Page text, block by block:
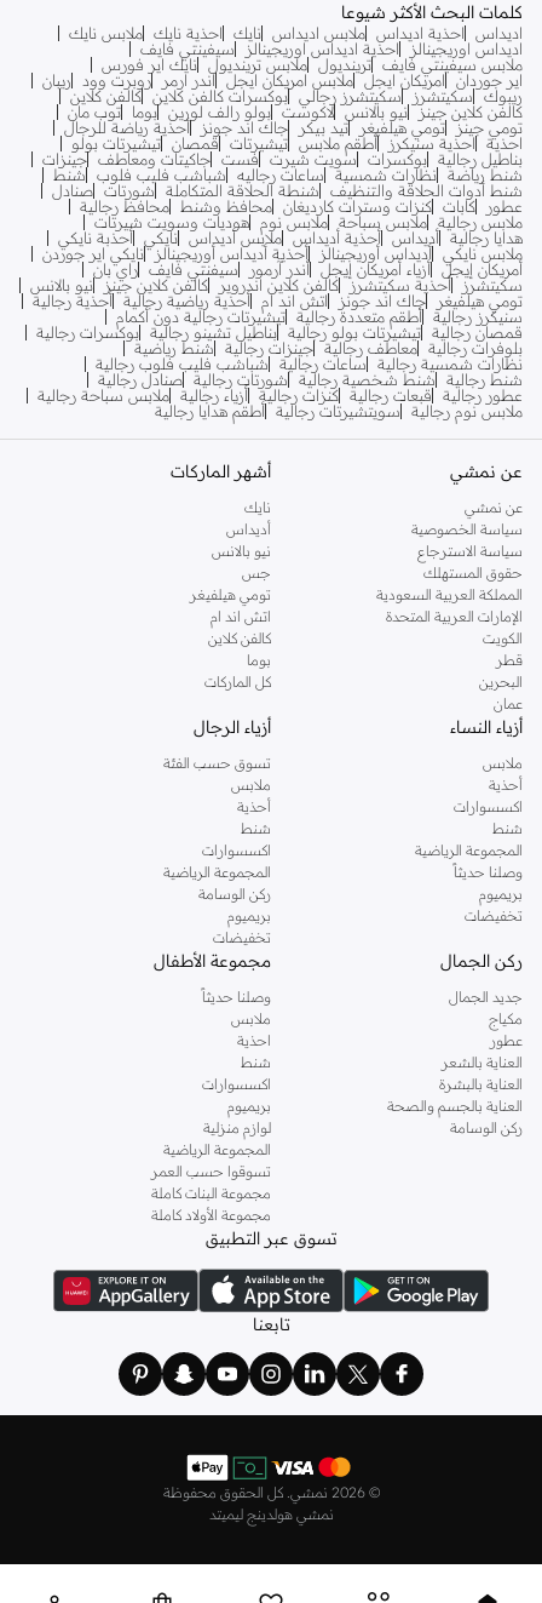
كلمات البحث الأكثر شيوعا
اديداس احذية اديداس ملابس اديداس نايك احذية نايك ملابس نايك
اديداس اوريجينالز
احذية اديداس اوريجينالز
سيفينتي فايف
ملابس سيفينتي فايف ترينديول ملابس ترينديول نايك اير فورس
اير جوردان
امريكان ايجل ملابس امريكان ايجل اندر ارمر روبرت وود
ريبان
ريبوك
سكيتشرز سكيتشرز رجالي بوكسرات كالفن كلاين كالفن كلاين
كالفن كلاين جينز نيو بالانس لاكوست بولو رالف لورين بوما
توب مان
تومي جينز تومي هيلفيغر تيد بيكر جاك اند جونز
أحذية رياضة للرجال
احذية
احذية سنيكرز أطقم ملابس تيشيرتات قمصان تيشيرتات بولو
بناطيل رجالية بوكسرات سويت شيرت فست جاكيتات ومعاطف جينزات
شنط رياضة نظارات شمسية ساعات رجاليه شباشب فليب فلوب
شنط
شنط أدوات الحلاقة والتنظيف
شنطة الحلاقة المتكاملة شورتات صنادل
عطور
كابات كنزات وسترات كارديغان محافظ وشنط محافظ رجالية
ملابس رجالية ملابس سباحة ملابس نوم هوديات وسويت شيرتات
هدايا رجالية أديداس أحذية أديداس ملابس أديداس نايكي أحذبة نايكي
ملابس نايكي أديداس أوريجينالز أحذية أديداس أوريجينالز
نايكي اير جوردن
أمريكان إيجل أزياء أمريكان إيجل أندر آرمور سيفنتي فايف راي بان
سكيتشرز
أحذية سكيتشرز كالفن كلاين اندروير كالفن كلاين جينز
نيو بالانس
تومي هيلفيغر
جاك اند جونز اتش اند ام أحذية رياضية رجالية أحذية رجالية
سنيكرز رجالية أطقم متعددة رجالية تيشيرتات رجالية دون أكمام
قمصان رجالية تيشيرتات بولو رجالية بناطيل تشينو رجالية بوكسرات رجالية
بلوفرات رجالية معاطف رجالية جينزات رجالية
شنط رياضية
نظارات شمسية رجالية
ساعات رجالية
شباشب فليب فلوب رجالية
شنط رجالية
شنط شخصية رجالية شورتات رجالية صنادل رجالية
عطور رجالية
قبعات رجالية كنزات رجالية أزياء رجالية ملابس سباحة رجالية
ملابس نوم رجالية
سويتشيرتات رجالية أطقم هدايا رجالية
عن نمشي
عن نمشي
سياسة الخصوصية
سياسة الاسترجاع
حقوق المستهلك
المملكة العربية السعودية
الإمارات العربية المتحدة
الكويت
قطر
البحرين
عمان
أشهر الماركات
نايك
أديداس
نيو بالانس
جس
تومي هيلفيغر
اتش اند ام
كالفن كلاين
بوما
كل الماركات
أزياء النساء
ملابس
أحذية
اكسسوارات
شنط
المجموعة الرياضية
وصلنا حديثاً
بريميوم
تخفيضات
أزياء الرجال
تسوق حسب الفئة
ملابس
أحذية
شنط
اكسسوارات
المجموعة الرياضية
ركن الوسامة
بريميوم
تخفيضات
ركن الجمال
جديد الجمال
مكياج
عطور
العناية بالشعر
العناية بالبشرة
العناية بالجسم والصحة
ركن الوسامة
مجموعة الأطفال
وصلنا حديثاً
ملابس
احذية
شنط
اكسسوارات
بريميوم
لوازم منزلية
المجموعة الرياضية
تسوقوا حسب العمر
مجموعة البنات كاملة
مجموعة الأولاد كاملة
تسوق عبر التطبيق
تابعنا
© 2026 نمشي. كل الحقوق محفوظة
نمشي هولدينج ليميتد